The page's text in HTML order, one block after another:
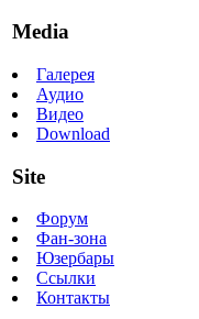
Media
Галерея
Аудио
Видео
Download
Site
Форум
Фан-зона
Юзербары
Ссылки
Контакты